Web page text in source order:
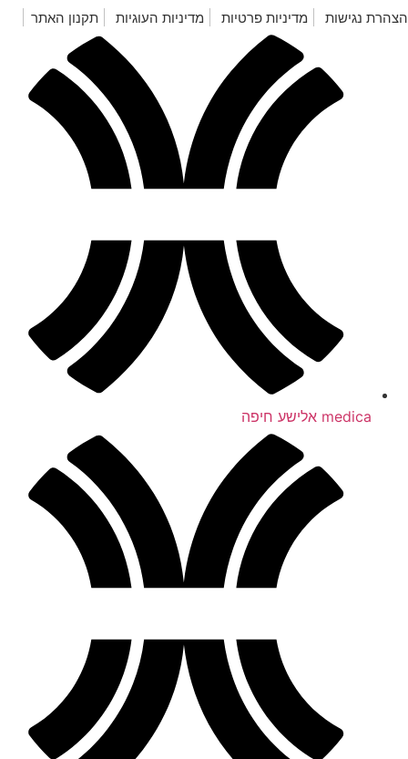
נגישות
מדיניות פרטיות מדיניות העוגיות תקנון האתר
medica אלישע חיפה